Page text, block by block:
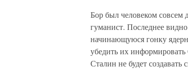
Бор был человеком совсем
гуманист. Последнее
начинающуюся гонку
убедить их
Сталин не будет